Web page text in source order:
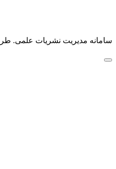
سامانه مدیریت نشریات علمی.